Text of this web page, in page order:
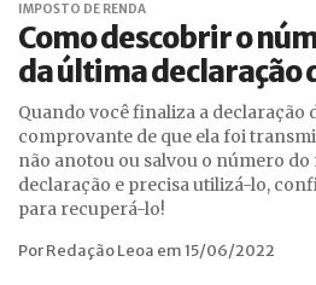
IMPOSTO DE RENDA
Como descobrir o
da última declaração
Quando você finaliza a declaração
comprovante de que ela foi
não anotou ou salvou o número
declaração e precisa utilizá-lo,
para recuperá-lo!
Por Redação Leoa em 15/06/2022